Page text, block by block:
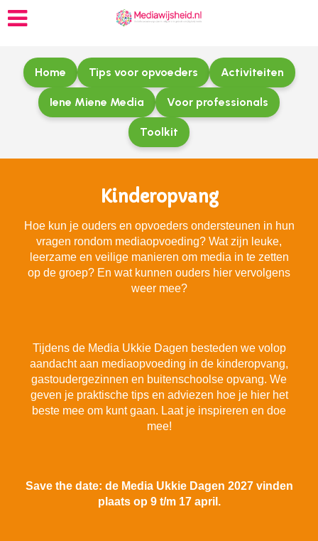
Home Tips voor opvoeders Activiteiten
Iene Miene Media Voor professionals
Toolkit
Kinderopvang
Hoe kun je ouders en opvoeders ondersteunen in hun
vragen rondom mediaopvoeding? Wat zijn leuke,
leerzame en veilige manieren om media in te zetten
op de groep? En wat kunnen ouders hier vervolgens
weer mee?
Tijdens de Media Ukkie Dagen besteden we volop
aandacht aan mediaopvoeding in de kinderopvang,
gastoudergezinnen en buitenschoolse opvang. We
geven je praktische tips en adviezen hoe je hier het
beste mee om kunt gaan. Laat je inspireren en doe
mee!
Save the date: de Media Ukkie Dagen 2027 vinden
plaats op 9 t/m 17 april.